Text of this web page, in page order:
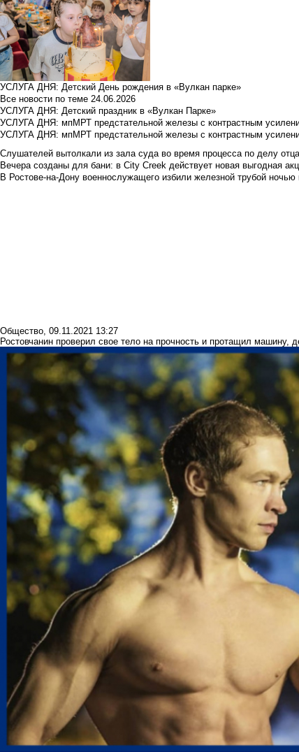
УСЛУГА ДНЯ: Детский День рождения в «Вулкан парке»
Все новости по теме 24.06.2026
УСЛУГА ДНЯ: Детский праздник в «Вулкан Парке»
УСЛУГА ДНЯ: мпМРТ предстательной железы с контрастным
УСЛУГА ДНЯ: мпМРТ предстательной железы с контрастным
Слушателей вытолкали из зала суда во время процесса по делу
Вечера созданы для бани: в City Creek действует новая выгодная
В Ростове-на-Дону военнослужащего избили железной трубой ночью
Общество, 09.11.2021 13:27
Ростовчанин проверил свое тело на прочность и протащил машину,